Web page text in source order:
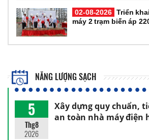
02-08-2026 Triển
máy 2 trạm biến áp
NĂNG LƯỢNG SẠCH
5
Thg8
2026
Xây dựng quy chuẩn,
an toàn nhà máy điện